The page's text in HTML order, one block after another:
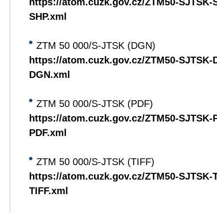
SHP.xml
ZTM 50 000/S-JTSK (DGN)
https://atom.cuzk.gov.cz/ZTM50-SJTSK-
DGN.xml
ZTM 50 000/S-JTSK (PDF)
https://atom.cuzk.gov.cz/ZTM50-SJTSK-
PDF.xml
ZTM 50 000/S-JTSK (TIFF)
https://atom.cuzk.gov.cz/ZTM50-SJTSK-
TIFF.xml